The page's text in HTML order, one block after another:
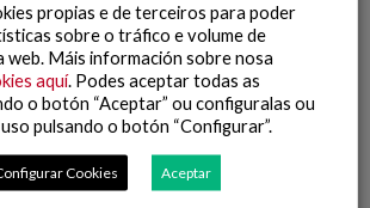
propias e de terceiros para poder
sobre o tráfico e volume de
web. Máis información sobre nosa
aquí. Podes aceptar todas as
o botón “Aceptar” ou configuralas ou
pulsando o botón “Configurar”.
Cookies Aceptar